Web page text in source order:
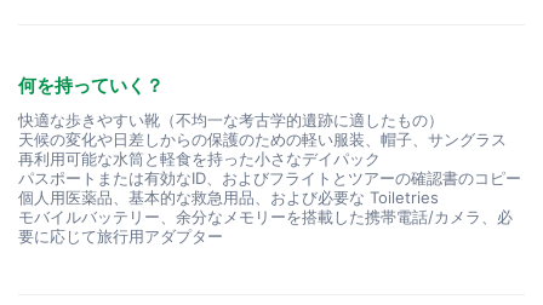
何を持っていく？
快適な歩きやすい靴（不均一な考古学的遺跡に適したもの）
天候の変化や日差しからの保護のための軽い服装、帽子、サングラス
再利用可能な水筒と軽食を持った小さなデイパック
パスポートまたは有効なID、およびフライトとツアーの確認書のコピー
個人用医薬品、基本的な救急用品、および必要な Toiletries
モバイルバッテリー、余分なメモリーを搭載した携帯電話/カメラ、必
要に応じて旅行用アダプター